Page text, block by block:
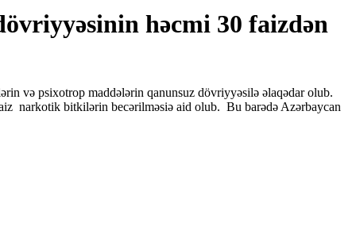
həcmi 30 faizdən
və psixotrop maddələrin qanunsuz dövriyyəsilə əlaqədar olub.
narkotik bitkilərin becərilməsiə aid olub. Bu barədə Azərbaycan